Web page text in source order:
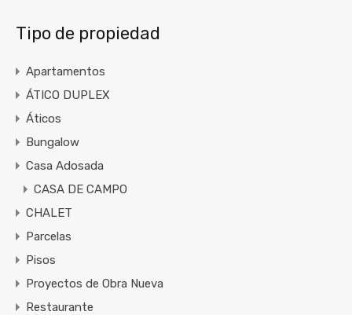
Tipo de propiedad
Apartamentos
ÁTICO DUPLEX
Áticos
Bungalow
Casa Adosada
CASA DE CAMPO
CHALET
Parcelas
Pisos
Proyectos de Obra Nueva
Restaurante